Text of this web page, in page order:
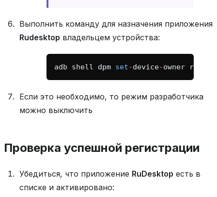
Выполнить команду для назначения приложения
Rudesktop владельцем устройства:
adb shell dpm set-device-owner ru
Если это необходимо, то режим разработчика
можно выключить
Проверка успешной регистрации
Убедиться, что приложение RuDesktop есть в
списке и активировано: